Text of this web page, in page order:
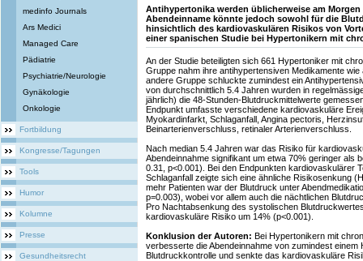
medinfo Journals
Ars Medici
Managed Care
Pädiatrie
Psychiatrie/Neurologie
Gynäkologie
Onkologie
Fortbildung
Kongresse/Tagungen
Tools
Humor
Kolumne
Presse
Gesundheitsrecht
Antihypertonika werden üblicherweise am Morgen
Abendeinname könnte jedoch sowohl für die
hinsichtlich des kardiovaskulären Risikos von
einer spanischen Studie bei Hypertonikern mit
An der Studie beteiligten sich 661 Hypertoniker mit
Gruppe nahm ihre antihypertensiven Medikamente wie
andere Gruppe schluckte zumindest ein
von durchschnittlich 5.4 Jahren wurden in
jährlich) die 48-Stunden-Blutdruckmittelwerte
Endpunkt umfasste verschiedene kardiovaskuläre
Myokardinfarkt, Schlaganfall, Angina pectoris,
Beinarterienverschluss, retinaler Arterienverschluss.
Nach median 5.4 Jahren war das Risiko für
Abendeinnahme signifikant um etwa 70% geringer als
0.31, p<0.001). Bei den Endpunkten kardiovaskulärer
Schlaganfall zeigte sich eine ähnliche Risikosenkung
mehr Patienten war der Blutdruck unter
p=0.003), wobei vor allem auch die nächtlichen
Pro Nachtabsenkung des systolischen
kardiovaskuläre Risiko um 14% (p<0.001).
Konklusion der Autoren: Bei Hypertonikern mit
verbesserte die Abendeinnahme von zumindest einem
Blutdruckkontrolle und senkte das kardiovaskuläre